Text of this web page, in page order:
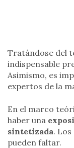
Tratándose del
indispensable
Asimismo, es
expertos de la
En el marco
haber una
sintetizada.
pueden faltar.